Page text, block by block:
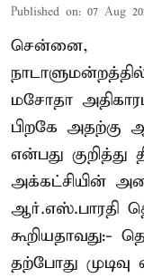
Published on: 07 Aug
சென்னை,
மசோதா
பிறகே அதற்கு
என்பது குறித்து
அக்கட்சியின்
ஆர்.எஸ்.பாரதி
கூறியதாவது:-
தற்போது முடிவு